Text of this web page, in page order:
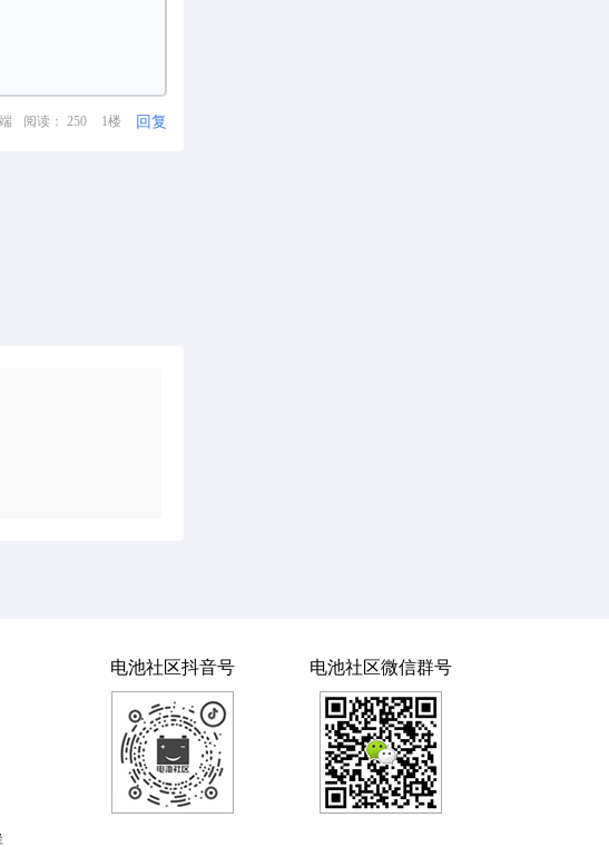
阅读： 250 1楼 回复
电池社区抖音号 电池社区微信群号